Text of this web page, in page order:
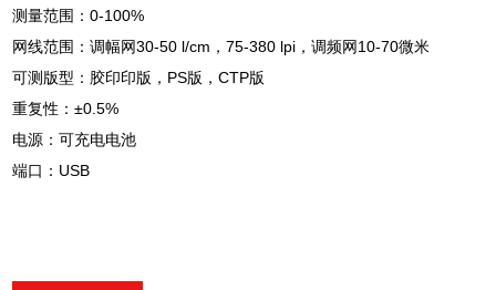
测量范围：0-100%
网线范围：调幅网30-50 l/cm，75-380 lpi，调频网10-70微米
可测版型：胶印印版，PS版，CTP版
重复性：±0.5%
电源：可充电电池
端口：USB